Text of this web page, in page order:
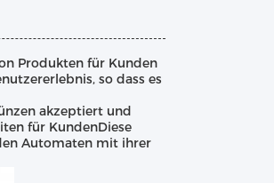
Produkten für Kunden
so dass es
akzeptiert und
für KundenDiese
Automaten mit ihrer